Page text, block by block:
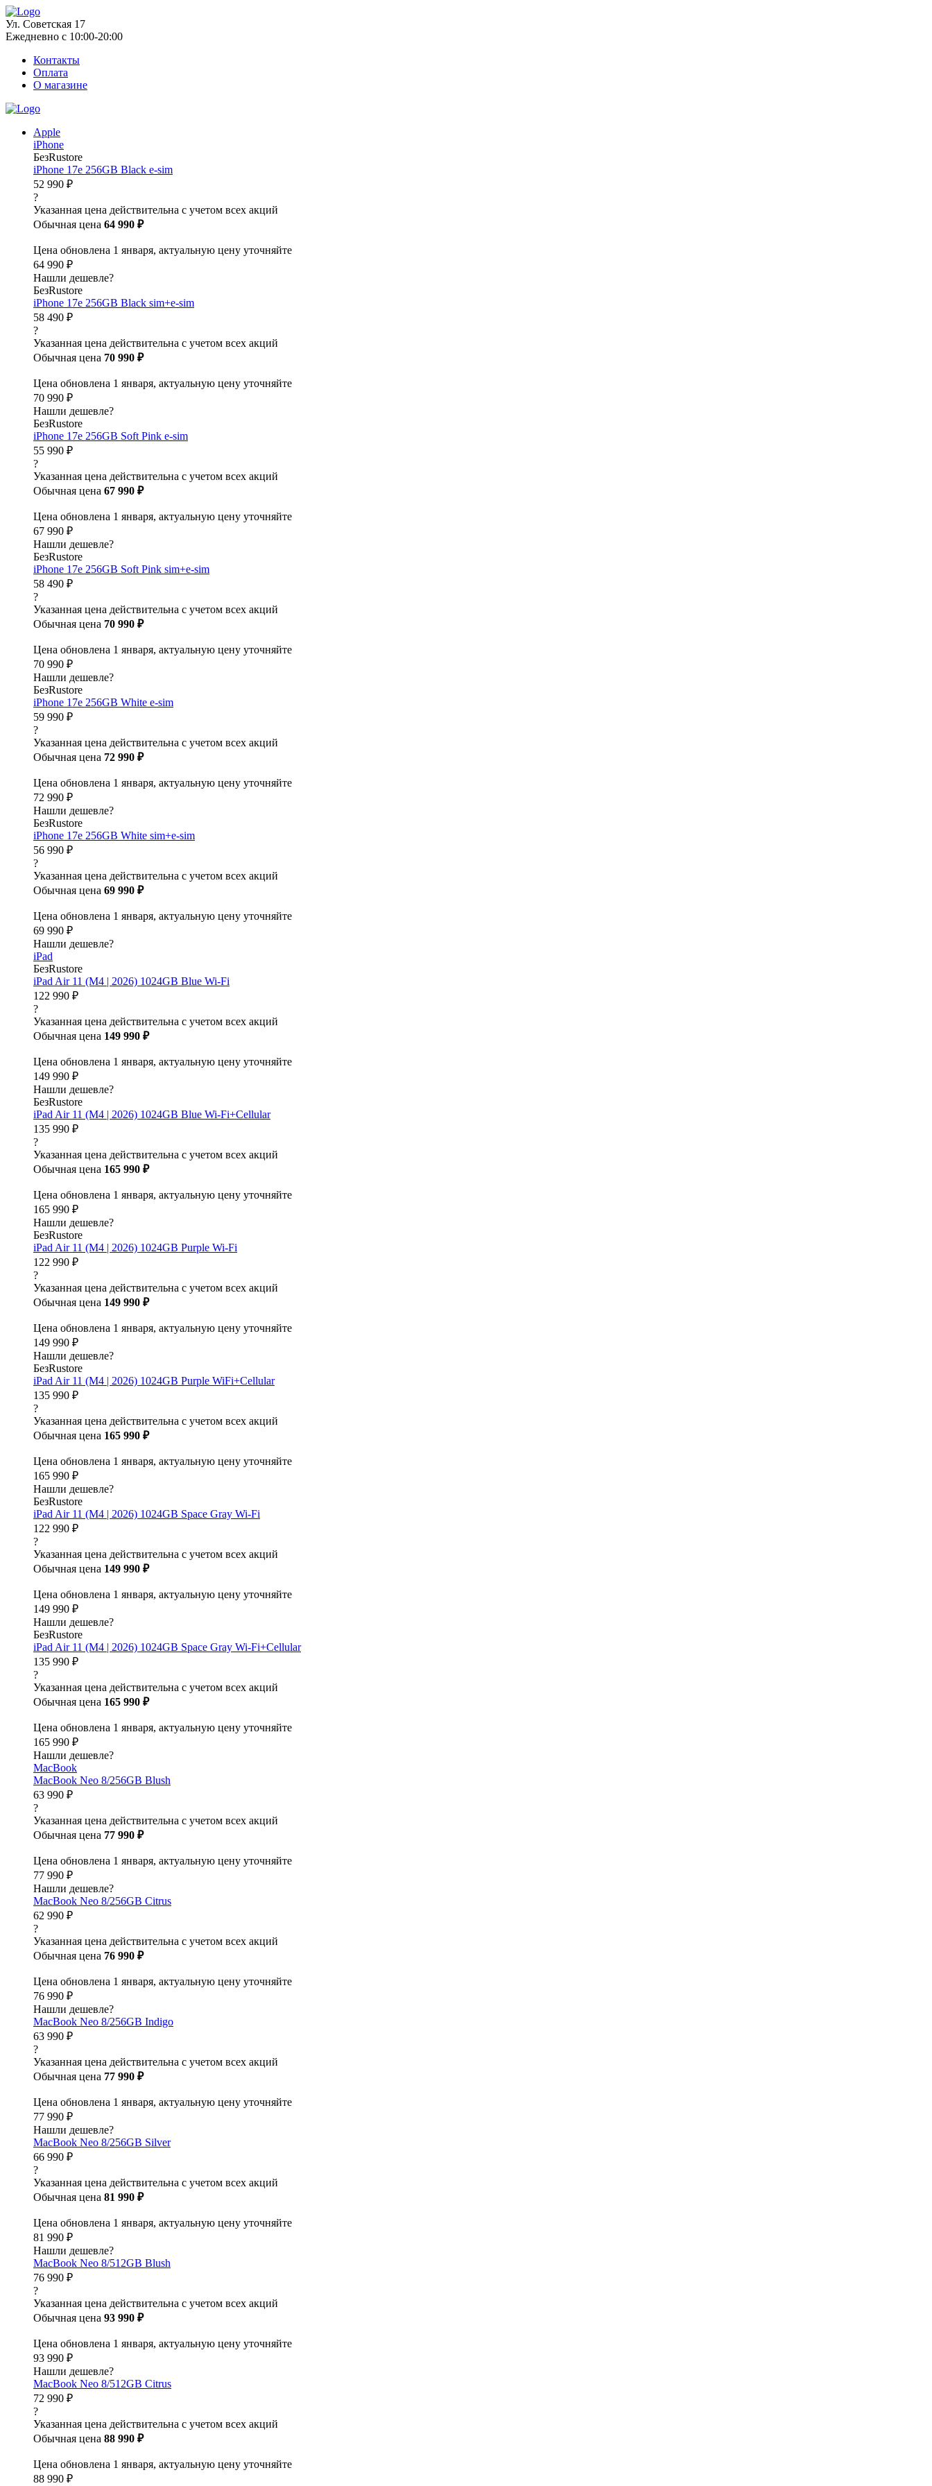
Ул. Советская 17
Ежедневно с 10:00-20:00
Контакты
Оплата
О магазине
Apple
iPhone
БезRustore
iPhone 17e 256GB Black e-sim
52 990 ₽
?
Указанная цена действительна с учетом всех акций
Обычная цена 64 990 ₽
Цена обновлена 1 января, актуальную цену уточняйте
64 990 ₽
Нашли дешевле?
БезRustore
iPhone 17e 256GB Black sim+e-sim
58 490 ₽
?
Указанная цена действительна с учетом всех акций
Обычная цена 70 990 ₽
Цена обновлена 1 января, актуальную цену уточняйте
70 990 ₽
Нашли дешевле?
БезRustore
iPhone 17e 256GB Soft Pink e-sim
55 990 ₽
?
Указанная цена действительна с учетом всех акций
Обычная цена 67 990 ₽
Цена обновлена 1 января, актуальную цену уточняйте
67 990 ₽
Нашли дешевле?
БезRustore
iPhone 17e 256GB Soft Pink sim+e-sim
58 490 ₽
?
Указанная цена действительна с учетом всех акций
Обычная цена 70 990 ₽
Цена обновлена 1 января, актуальную цену уточняйте
70 990 ₽
Нашли дешевле?
БезRustore
iPhone 17e 256GB White e-sim
59 990 ₽
?
Указанная цена действительна с учетом всех акций
Обычная цена 72 990 ₽
Цена обновлена 1 января, актуальную цену уточняйте
72 990 ₽
Нашли дешевле?
БезRustore
iPhone 17e 256GB White sim+e-sim
56 990 ₽
?
Указанная цена действительна с учетом всех акций
Обычная цена 69 990 ₽
Цена обновлена 1 января, актуальную цену уточняйте
69 990 ₽
Нашли дешевле?
iPad
БезRustore
iPad Air 11 (M4 | 2026) 1024GB Blue Wi-Fi
122 990 ₽
?
Указанная цена действительна с учетом всех акций
Обычная цена 149 990 ₽
Цена обновлена 1 января, актуальную цену уточняйте
149 990 ₽
Нашли дешевле?
БезRustore
iPad Air 11 (M4 | 2026) 1024GB Blue Wi-Fi+Cellular
135 990 ₽
?
Указанная цена действительна с учетом всех акций
Обычная цена 165 990 ₽
Цена обновлена 1 января, актуальную цену уточняйте
165 990 ₽
Нашли дешевле?
БезRustore
iPad Air 11 (M4 | 2026) 1024GB Purple Wi-Fi
122 990 ₽
?
Указанная цена действительна с учетом всех акций
Обычная цена 149 990 ₽
Цена обновлена 1 января, актуальную цену уточняйте
149 990 ₽
Нашли дешевле?
БезRustore
iPad Air 11 (M4 | 2026) 1024GB Purple WiFi+Cellular
135 990 ₽
?
Указанная цена действительна с учетом всех акций
Обычная цена 165 990 ₽
Цена обновлена 1 января, актуальную цену уточняйте
165 990 ₽
Нашли дешевле?
БезRustore
iPad Air 11 (M4 | 2026) 1024GB Space Gray Wi-Fi
122 990 ₽
?
Указанная цена действительна с учетом всех акций
Обычная цена 149 990 ₽
Цена обновлена 1 января, актуальную цену уточняйте
149 990 ₽
Нашли дешевле?
БезRustore
iPad Air 11 (M4 | 2026) 1024GB Space Gray Wi-Fi+Cellular
135 990 ₽
?
Указанная цена действительна с учетом всех акций
Обычная цена 165 990 ₽
Цена обновлена 1 января, актуальную цену уточняйте
165 990 ₽
Нашли дешевле?
MacBook
MacBook Neo 8/256GB Blush
63 990 ₽
?
Указанная цена действительна с учетом всех акций
Обычная цена 77 990 ₽
Цена обновлена 1 января, актуальную цену уточняйте
77 990 ₽
Нашли дешевле?
MacBook Neo 8/256GB Citrus
62 990 ₽
?
Указанная цена действительна с учетом всех акций
Обычная цена 76 990 ₽
Цена обновлена 1 января, актуальную цену уточняйте
76 990 ₽
Нашли дешевле?
MacBook Neo 8/256GB Indigo
63 990 ₽
?
Указанная цена действительна с учетом всех акций
Обычная цена 77 990 ₽
Цена обновлена 1 января, актуальную цену уточняйте
77 990 ₽
Нашли дешевле?
MacBook Neo 8/256GB Silver
66 990 ₽
?
Указанная цена действительна с учетом всех акций
Обычная цена 81 990 ₽
Цена обновлена 1 января, актуальную цену уточняйте
81 990 ₽
Нашли дешевле?
MacBook Neo 8/512GB Blush
76 990 ₽
?
Указанная цена действительна с учетом всех акций
Обычная цена 93 990 ₽
Цена обновлена 1 января, актуальную цену уточняйте
93 990 ₽
Нашли дешевле?
MacBook Neo 8/512GB Citrus
72 990 ₽
?
Указанная цена действительна с учетом всех акций
Обычная цена 88 990 ₽
Цена обновлена 1 января, актуальную цену уточняйте
88 990 ₽